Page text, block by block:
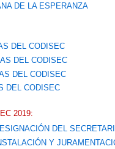
DE LA ESPERANZA
DEL CODISEC
DEL CODISEC
DEL CODISEC
DEL CODISEC
2019:
DEL
Y